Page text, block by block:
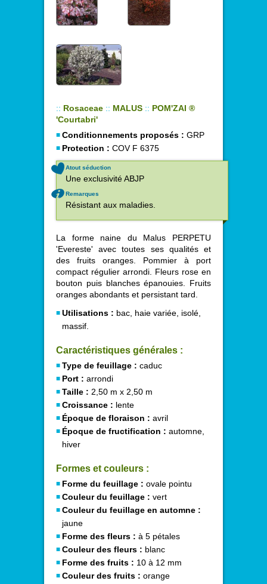
:: Rosaceae :: MALUS :: POM'ZAI ®
'Courtabri'
Conditionnements proposés : GRP
Protection : COV F 6375
Atout séduction
Une exclusivité ABJP
Remarques
Résistant aux maladies.
La forme naine du Malus PERPETU
'Evereste' avec toutes ses qualités et
des fruits oranges. Pommier à port
compact régulier arrondi. Fleurs rose en
bouton puis blanches épanouies. Fruits
oranges abondants et persistant tard.
Utilisations : bac, haie variée, isolé,
massif.
Caractéristiques générales :
Type de feuillage : caduc
Port : arrondi
Taille : 2,50 m x 2,50 m
Croissance : lente
Époque de floraison : avril
Époque de fructification : automne,
hiver
Formes et couleurs :
Forme du feuillage : ovale pointu
Couleur du feuillage : vert
Couleur du feuillage en automne :
jaune
Forme des fleurs : à 5 pétales
Couleur des fleurs : blanc
Forme des fruits : 10 à 12 mm
Couleur des fruits : orange